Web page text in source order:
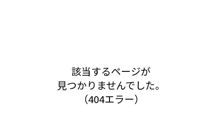
該当するページが
見つかりませんでした。
（404エラー）